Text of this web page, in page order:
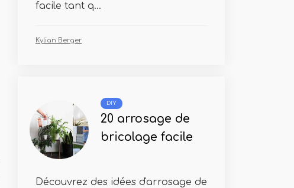
facile tant q...
Kylian Berger
DIY
20 arrosage de
bricolage facile
Découvrez des idées d'arrosage de